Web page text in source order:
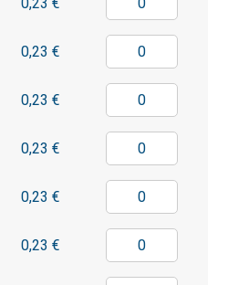
0,23 €
0,23 €
0,23 €
0,23 €
0,23 €